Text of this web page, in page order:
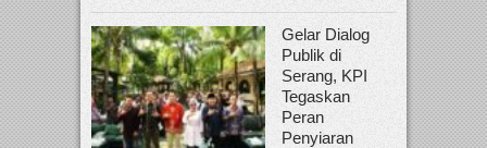
Gelar Dialog
Publik di
Serang, KPI
Tegaskan
Peran
Penyiaran